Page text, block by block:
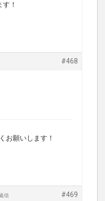
！
#468
お願いします！
#469
信